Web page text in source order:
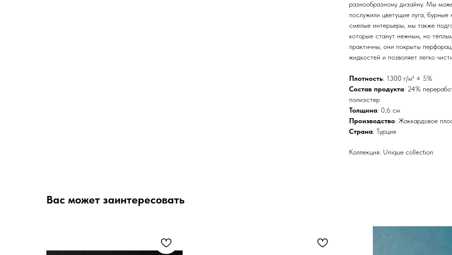
разнообразному дизайну. Мы
послужили цветущие луга,
смелые интерьеры, мы также
которые станут нежным, но
практичны, они покрыты
жидкостей и позволяет легко
Плотность: 1300 г/м² ± 5%
Состав продукта: 24%
полиэстер
Толщина: 0,6 см
Производство: Жаккардовое
Страна: Турция
Коллекция: Unique collection
Вас может заинтересовать